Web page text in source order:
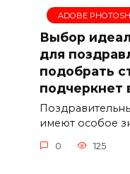
ADOBE
Выбор
для
подобрать
подчеркнет
имеют особое
0 125